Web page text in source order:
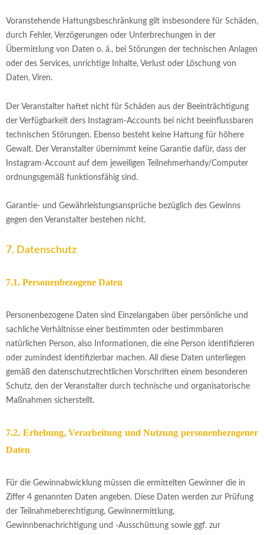
Voranstehende Haftungsbeschränkung gilt insbesondere für Schäden,
durch Fehler, Verzögerungen oder Unterbrechungen in der
Übermittlung von Daten o. ä., bei Störungen der technischen Anlagen
oder des Services, unrichtige Inhalte, Verlust oder Löschung von
Daten, Viren.
Der Veranstalter haftet nicht für Schäden aus der Beeinträchtigung
der Verfügbarkeit ders Instagram-Accounts bei nicht beeinflussbaren
technischen Störungen. Ebenso besteht keine Haftung für höhere
Gewalt. Der Veranstalter übernimmt keine Garantie dafür, dass der
Instagram-Account auf dem jeweiligen Teilnehmerhandy/Computer
ordnungsgemäß funktionsfähig sind.
Garantie- und Gewährleistungsansprüche bezüglich des Gewinns
gegen den Veranstalter bestehen nicht.
7. Datenschutz
7.1. Personenbezogene Daten
Personenbezogene Daten sind Einzelangaben über persönliche und
sachliche Verhältnisse einer bestimmten oder bestimmbaren
natürlichen Person, also Informationen, die eine Person identifizieren
oder zumindest identifizierbar machen. All diese Daten unterliegen
gemäß den datenschutzrechtlichen Vorschriften einem besonderen
Schutz, den der Veranstalter durch technische und organisatorische
Maßnahmen sicherstellt.
7.2. Erhebung, Verarbeitung und Nutzung personenbezogener
Daten
Für die Gewinnabwicklung müssen die ermittelten Gewinner die in
Ziffer 4 genannten Daten angeben. Diese Daten werden zur Prüfung
der Teilnahmeberechtigung, Gewinnermittlung,
Gewinnbenachrichtigung und -Ausschüttung sowie ggf. zur